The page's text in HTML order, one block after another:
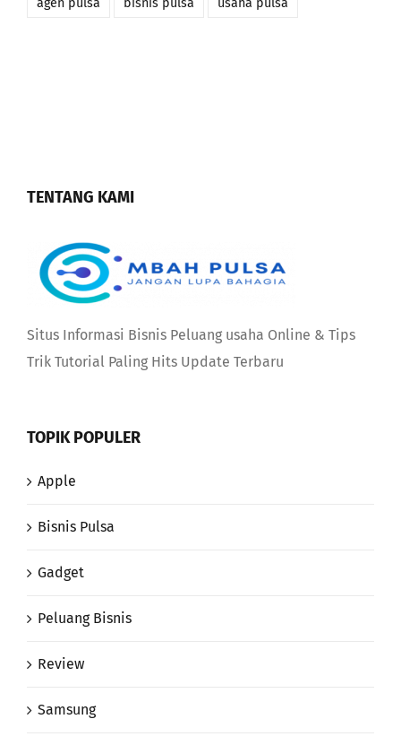
TENTANG KAMI
Situs Informasi Bisnis Peluang usaha Online & Tips
Trik Tutorial Paling Hits Update Terbaru
TOPIK POPULER
Apple
Bisnis Pulsa
Gadget
Peluang Bisnis
Review
Samsung